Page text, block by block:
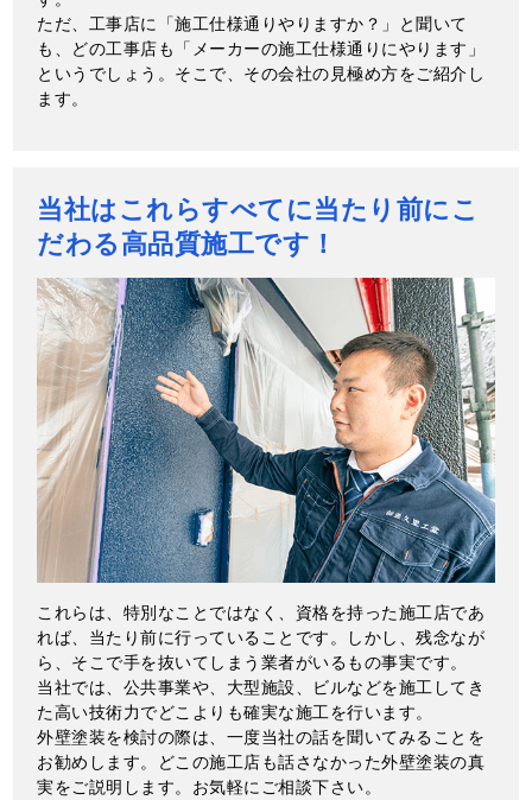
ただ、工事店に「施工仕様通りやりますか？」と聞いて
も、どの工事店も「メーカーの施工仕様通りにやります」
というでしょう。そこで、その会社の見極め方をご紹介し
ます。
当社はこれらすべてに当たり前にこ
だわる高品質施工です！
これらは、特別なことではなく、資格を持った施工店であ
れば、当たり前に行っていることです。しかし、残念なが
ら、そこで手を抜いてしまう業者がいるもの事実です。
当社では、公共事業や、大型施設、ビルなどを施工してき
た高い技術力でどこよりも確実な施工を行います。
外壁塗装を検討の際は、一度当社の話を聞いてみることを
お勧めします。どこの施工店も話さなかった外壁塗装の真
実をご説明します。お気軽にご相談下さい。